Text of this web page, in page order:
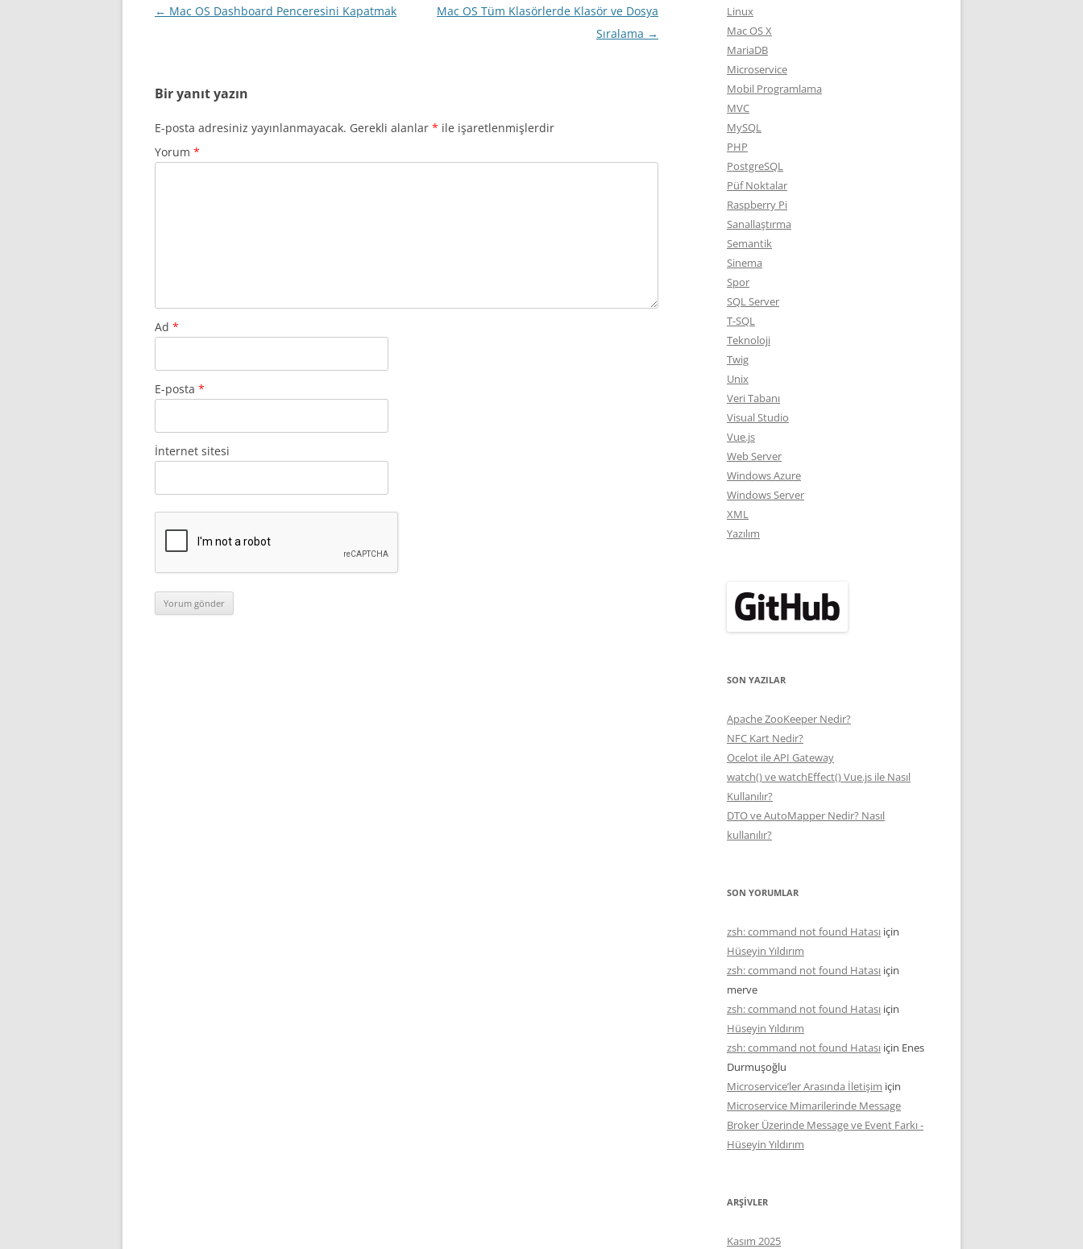
Yazı
← Mac OS Dashboard Penceresini Kapatmak
Mac OS Tüm Klasörlerde Klasör ve Dosya
Sıralama →
Bir yanıt yazın
E-posta adresiniz yayınlanmayacak. Gerekli alanlar * ile işaretlenmişlerdir
Yorum *
Ad *
E-posta *
İnternet sitesi
Linux
Mac OS X
MariaDB
Microservice
Mobil Programlama
MVC
MySQL
PHP
PostgreSQL
Püf Noktalar
Raspberry Pi
Sanallaştırma
Semantik
Sinema
Spor
SQL Server
T-SQL
Teknoloji
Twig
Unix
Veri Tabanı
Visual Studio
Vue.js
Web Server
Windows Azure
Windows Server
XML
Yazılım
SON YAZILAR
Apache ZooKeeper Nedir?
NFC Kart Nedir?
Ocelot ile API Gateway
watch() ve watchEffect() Vue.js ile Nasıl
Kullanılır?
DTO ve AutoMapper Nedir? Nasıl
kullanılır?
SON YORUMLAR
zsh: command not found Hatası için
Hüseyin Yıldırım
zsh: command not found Hatası için
merve
zsh: command not found Hatası için
Hüseyin Yıldırım
zsh: command not found Hatası için Enes
Durmuşoğlu
Microservice’ler Arasında İletişim için
Microservice Mimarilerinde Message
Broker Üzerinde Message ve Event Farkı -
Hüseyin Yıldırım
ARŞIVLER
Kasım 2025